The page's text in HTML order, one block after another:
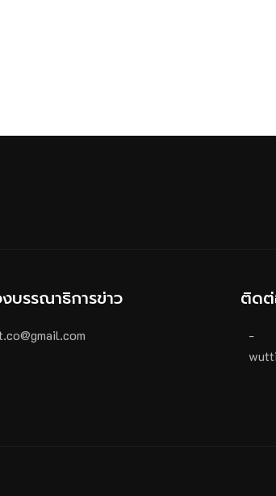
บรรณาธิการข่าว ติดต่
-